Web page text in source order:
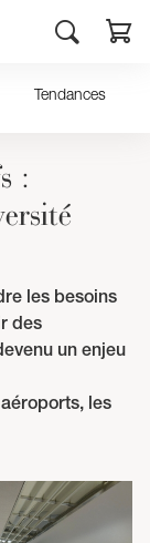
Tendances
:
les besoins
des
un enjeu
les